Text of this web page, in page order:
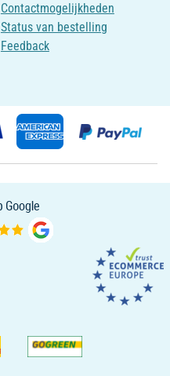
Contactmogelijkheden
Status van bestelling
Feedback